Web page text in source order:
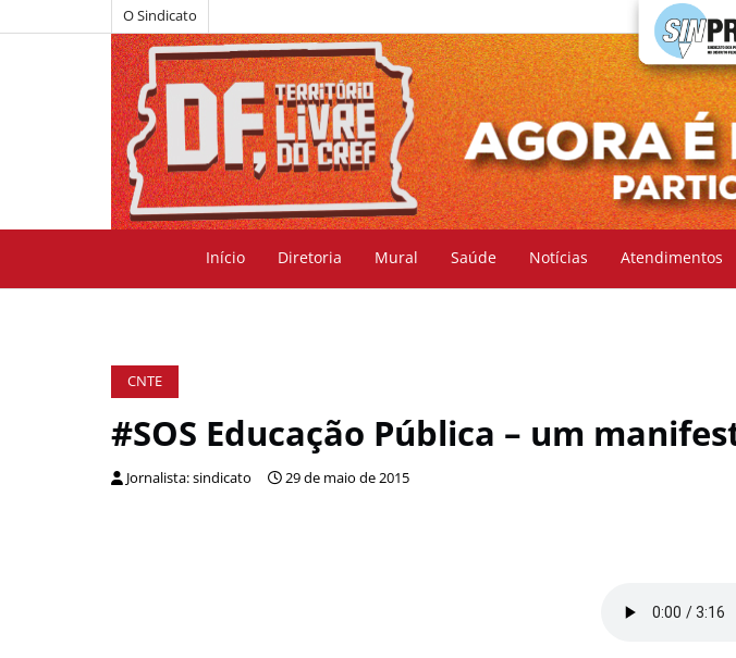
O Sindicato
Início Diretoria Mural Saúde Notícias Atendimentos
CNTE
#SOS Educação Pública – um
Jornalista: sindicato 29 de maio de 2015